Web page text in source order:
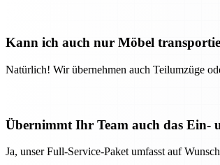
Kann ich auch nur Möbel
Natürlich! Wir übernehmen auch Teilumzüge
Übernimmt Ihr Team auch das Ein-
Ja, unser Full-Service-Paket umfasst auf